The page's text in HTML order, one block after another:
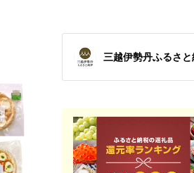
三越伊勢丹ふるさ